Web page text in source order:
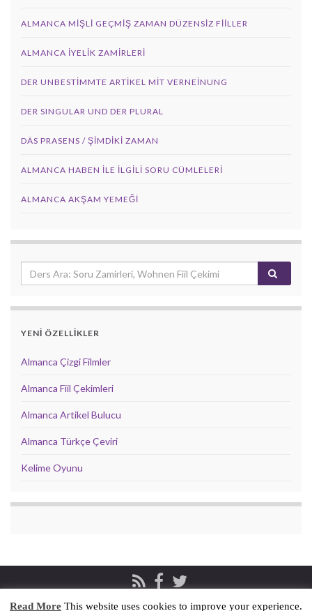
ALMANCA MIŞLI GEÇMIŞ ZAMAN DÜZENSIZ FIILLER
ALMANCA İYELIK ZAMIRLERI
DER UNBESTIMMTE ARTIKEL MIT VERNEINUNG
DER SINGULAR UND DER PLURAL
DÄS PRASENS / ŞİMDİKİ ZAMAN
ALMANCA HABEN İLE İLGILI SORU CÜMLELERI
ALMANCA AKŞAM YEMEĞI
YENİ ÖZELLİKLER
Almanca Çizgi Filmler
Almanca Fiil Çekimleri
Almanca Artikel Bulucu
Almanca Türkçe Çeviri
Kelime Oyunu
Read More This website uses cookies to improve your experience.